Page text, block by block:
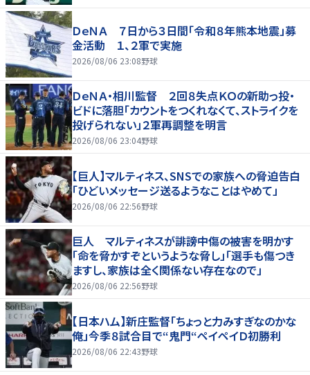
ＤｅＮＡ ７日から３日間「令和８年熊本地震」募
金活動 １、２軍で実施
2026/08/06 23:08野球
ＤｅＮＡ・相川監督 ２回８失点ＫＯの新助っ投・
ビドに落胆「カウントをつくれなくて、ストライクを
投げられない」２軍再調整を明言
2026/08/06 23:04野球
【巨人】マルティネス、SNSでの家族への脅迫告白
「ひどいメッセージ送るようなことはやめて」
2026/08/06 22:56野球
巨人 マルティネスが誹謗中傷の被害を明かす
「命を脅かすぞというような脅し」「選手も傷つき
ますし、家族は全く関係ない存在なので」
2026/08/06 22:56野球
【日本ハム】新庄監督「ちょっと力みすぎなのかな
俺」今季８試合目で“鬼門“ペイペイＤ初勝利
2026/08/06 22:43野球